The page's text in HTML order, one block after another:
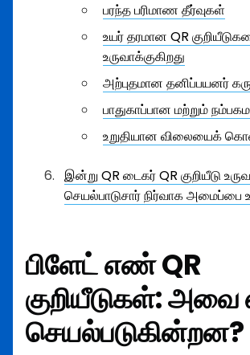
பரந்த பரிமாண தீர்வுகள்
உயர் தரமான QR
உருவாக்குகிறது
அற்புதமான தனிப்பயனர்
பாதுகாப்பான மற்றும்
உறுதியான விலையைக்
இன்று QR டைகர் QR குறியீடு
செயல்பாடுசார் நிர்வாக அமைப்பை
பிளேட் எண் QR
குறியீடுகள்: அவை
செயல்படுகின்றன?